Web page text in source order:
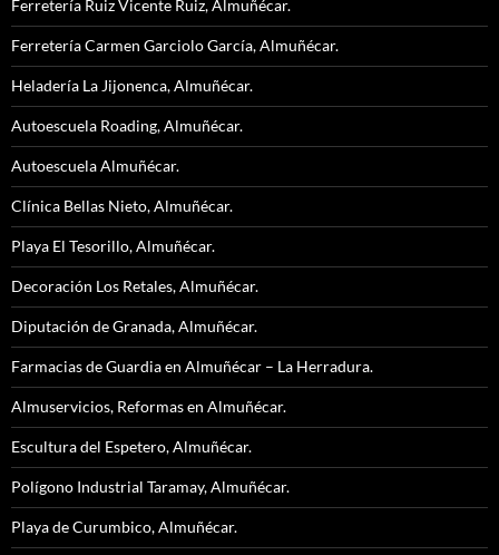
Ferretería Ruiz Vicente Ruiz, Almuñécar.
Ferretería Carmen Garciolo García, Almuñécar.
Heladería La Jijonenca, Almuñécar.
Autoescuela Roading, Almuñécar.
Autoescuela Almuñécar.
Clínica Bellas Nieto, Almuñécar.
Playa El Tesorillo, Almuñécar.
Decoración Los Retales, Almuñécar.
Diputación de Granada, Almuñécar.
Farmacias de Guardia en Almuñécar – La Herradura.
Almuservicios, Reformas en Almuñécar.
Escultura del Espetero, Almuñécar.
Polígono Industrial Taramay, Almuñécar.
Playa de Curumbico, Almuñécar.